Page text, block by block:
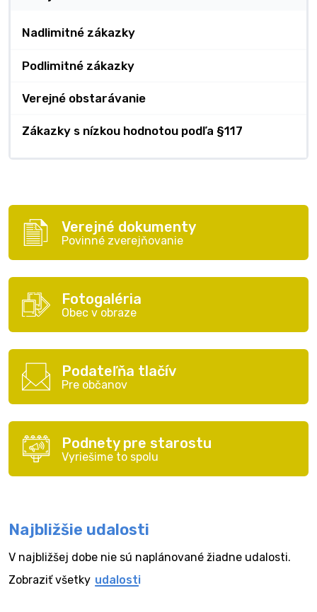
Nadlimitné zákazky
Podlimitné zákazky
Verejné obstarávanie
Zákazky s nízkou hodnotou podľa §117
Verejné dokumenty
Povinné zverejňovanie
Fotogaléria
Obec v obraze
Podateľňa tlačív
Pre občanov
Podnety pre starostu
Vyriešime to spolu
Najbližšie udalosti
V najbližšej dobe nie sú naplánované žiadne udalosti.
Zobraziť všetky udalosti